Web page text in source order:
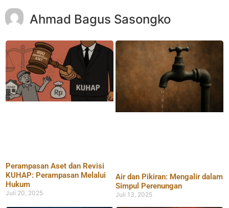
Ahmad Bagus Sasongko
Perampasan Aset dan Revisi
KUHAP: Perampasan Melalui
Hukum
Juli 20, 2025
Air dan Pikiran: Mengalir dalam
Simpul Perenungan
Juli 13, 2025